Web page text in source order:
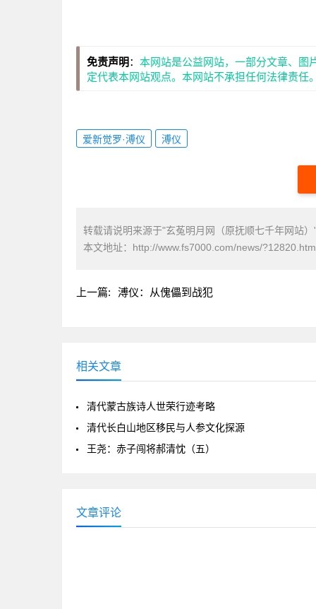
免责声明 ： 本网站是公益网站，一部分文章、图
定代表本网站观点。本网站不承担任何法律责
爱新觉罗·溥仪 溥仪
转载请说明来源于"玄菟明月网（原抚顺七千年网站）
本文地址： http://www.fs7000.com/news/
上一篇: 溥仪：从傀儡到战犯
相关文章
清代蒙古族诗人世荣行迹考略
清代长白山地区移民与人参文化探源
王尧：赤子闯将郝清忱（五）
文章评论